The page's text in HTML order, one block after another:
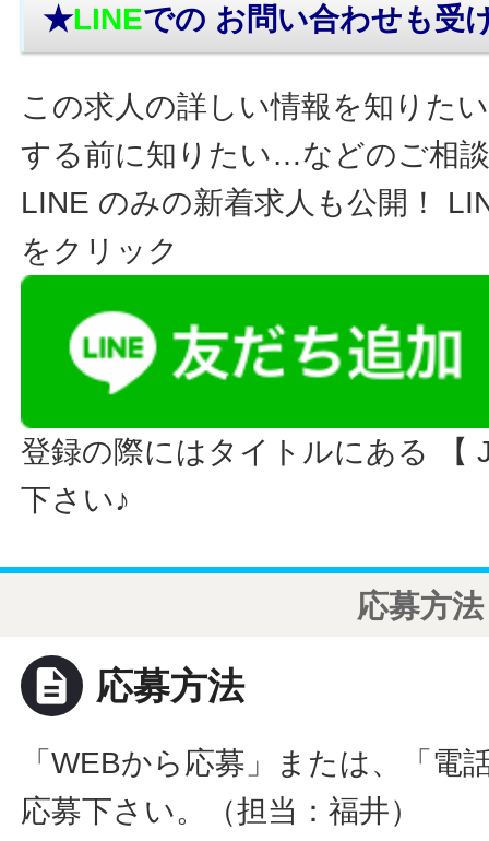
★LINEでの お問い合わせも受
この求人の詳しい情報を知りた
する前に知りたい…などのご相
LINE のみの新着求人も公開！
をクリック
登録の際にはタイトルにある 【
下さい♪
応募方法
description 応募方法
「WEBから応募」または、「電
応募下さい。（担当：福井）